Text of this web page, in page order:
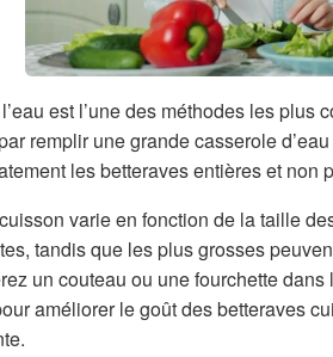
est l’une des méthodes les
remplir une grande casserole
les betteraves entières et non
varie en fonction de la taille
tandis que les plus grosses
un couteau ou une fourchette
améliorer le goût des betteraves